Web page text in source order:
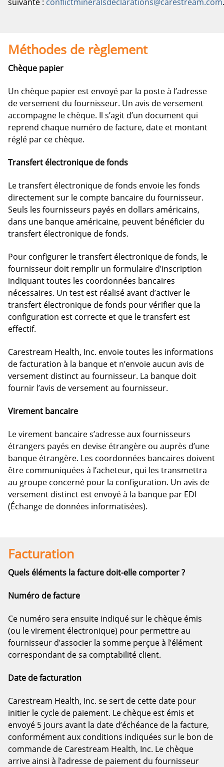
Méthodes de règlement
Chèque papier
Un chèque papier est envoyé par la poste à l’adresse
de versement du fournisseur. Un avis de versement
accompagne le chèque. Il s’agit d’un document qui
reprend chaque numéro de facture, date et montant
réglé par ce chèque.
Transfert électronique de fonds
Le transfert électronique de fonds envoie les fonds
directement sur le compte bancaire du fournisseur.
Seuls les fournisseurs payés en dollars américains,
dans une banque américaine, peuvent bénéficier du
transfert électronique de fonds.
Pour configurer le transfert électronique de fonds, le
fournisseur doit remplir un formulaire d’inscription
indiquant toutes les coordonnées bancaires
nécessaires. Un test est réalisé avant d’activer le
transfert électronique de fonds pour vérifier que la
configuration est correcte et que le transfert est
effectif.
Carestream Health, Inc. envoie toutes les informations
de facturation à la banque et n’envoie aucun avis de
versement distinct au fournisseur. La banque doit
fournir l’avis de versement au fournisseur.
Virement bancaire
Le virement bancaire s’adresse aux fournisseurs
étrangers payés en devise étrangère ou auprès d’une
banque étrangère. Les coordonnées bancaires doivent
être communiquées à l’acheteur, qui les transmettra
au groupe concerné pour la configuration. Un avis de
versement distinct est envoyé à la banque par EDI
(Échange de données informatisées).
Facturation
Quels éléments la facture doit-elle comporter ?
Numéro de facture
Ce numéro sera ensuite indiqué sur le chèque émis
(ou le virement électronique) pour permettre au
fournisseur d’associer la somme perçue à l’élément
correspondant de sa comptabilité client.
Date de facturation
Carestream Health, Inc. se sert de cette date pour
initier le cycle de paiement. Le chèque est émis et
envoyé 5 jours avant la date d’échéance de la facture,
conformément aux conditions indiquées sur le bon de
commande de Carestream Health, Inc. Le chèque
arrive ainsi à l’adresse de paiement du fournisseur